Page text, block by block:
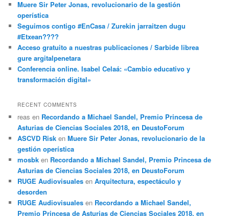
Muere Sir Peter Jonas, revolucionario de la gestión
operística
Seguimos contigo #EnCasa / Zurekin jarraitzen dugu
#Etxean????
Acceso gratuito a nuestras publicaciones / Sarbide librea
gure argitalpenetara
Conferencia online. Isabel Celaá: «Cambio educativo y
transformación digital»
RECENT COMMENTS
reas en Recordando a Michael Sandel, Premio Princesa de
Asturias de Ciencias Sociales 2018, en DeustoForum
ASCVD Risk enMuere Sir Peter Jonas, revolucionario de la
gestión operística
mosbk en Recordando a Michael Sandel, Premio Princesa de
Asturias de Ciencias Sociales 2018, en DeustoForum
RUGE Audiovisuales enArquitectura, espectáculo y
desorden
RUGE Audiovisuales en Recordando a Michael Sandel,
Premio Princesa de Asturias de Ciencias Sociales 2018, en